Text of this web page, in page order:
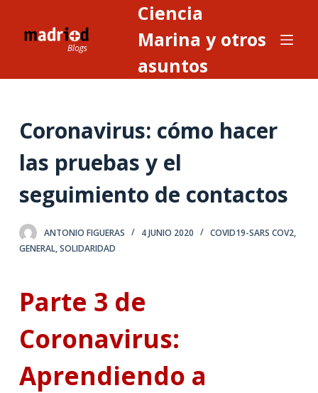
n
e
n
Ciencia
Marina y otros
asuntos
Coronavirus: cómo hacer
las pruebas y el
seguimiento de contactos
ANTONIO FIGUERAS 4 JUNIO 2020 COVID19-SARS COV2,
GENERAL,SOLIDARIDAD
Parte 3 de
Coronavirus:
Aprendiendo a